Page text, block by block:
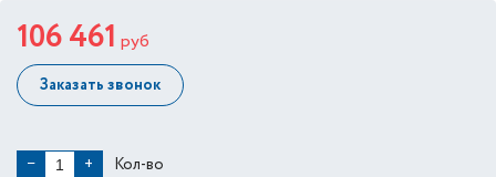
106 461 руб
Заказать звонок
− + Кол-во